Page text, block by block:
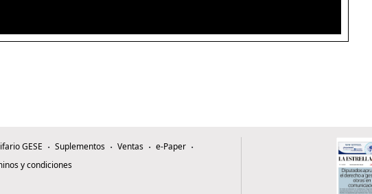
GESE Suplementos Ventas
e-Paper
y condiciones